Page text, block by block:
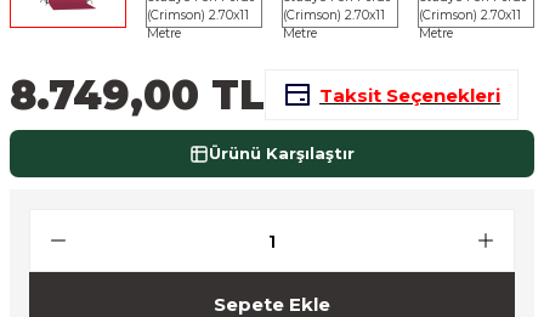
Aksesuarları
8.749,00 TL Taksit Seçenekleri
Ürünü Karşılaştır
Sepete Ekle